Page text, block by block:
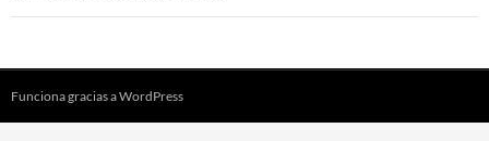
Funciona gracias a WordPress